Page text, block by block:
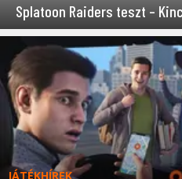
Splatoon Raiders teszt –
JÁTÉKHÍREK